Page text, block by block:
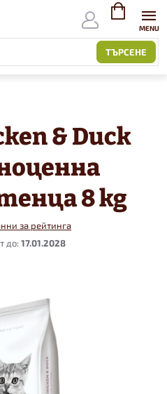
ТЪРСЕНЕ
ВИЖ
& Duck
8 kg
за рейтинга
17.01.2028